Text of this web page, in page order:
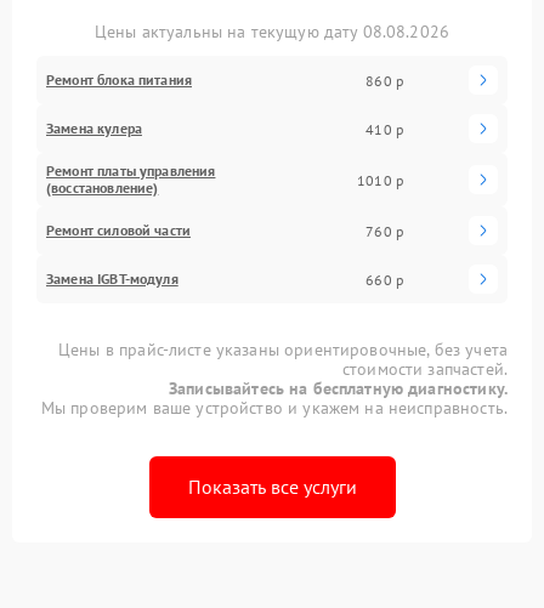
Цены актуальны на текущую дату 08.08.2026
Ремонт блока питания 860 р
Замена кулера 410 р
Ремонт платы управления
(восстановление)
1010 р
Ремонт силовой части 760 р
Замена IGBT-модуля 660 р
Цены в прайс-листе указаны ориентировочные, без учета
стоимости запчастей.
Записывайтесь на бесплатную диагностику.
Мы проверим ваше устройство и укажем на неисправность.
Показать все услуги